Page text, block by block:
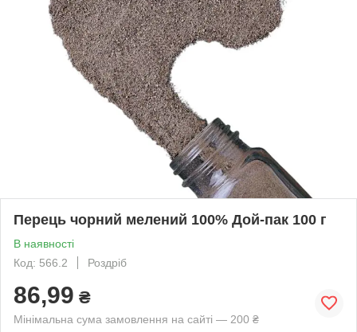
Перець чорний мелений 100% Дой-пак 100 г
В наявності
Код: 566.2
Роздріб
86,99 ₴
Мінімальна сума замовлення на сайті — 200 ₴